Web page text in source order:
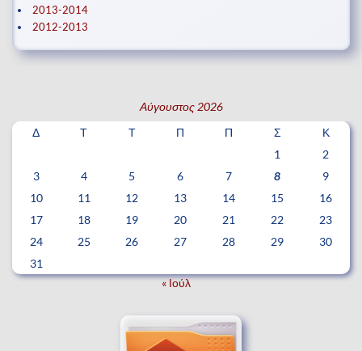
2013-2014
2012-2013
Αύγουστος 2026
Δ
Τ Τ Π Π Σ
Κ
1
2
3
4 5 6 7 8
9
10
11 12 13 14 15
16
17
18 19 20 21 22
23
24
25 26 27 28 29
30
31
« Ιούλ